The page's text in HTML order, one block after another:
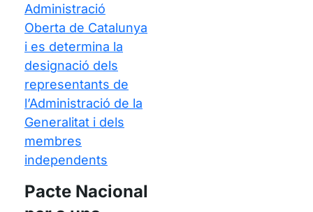
Administració
Oberta de Catalunya
i es determina la
designació dels
representants de
l’Administració de la
Generalitat i dels
membres
independents
Pacte Nacional